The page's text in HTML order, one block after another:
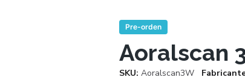
Pre-orden
Aoralscan
SKU Aoralscan3W